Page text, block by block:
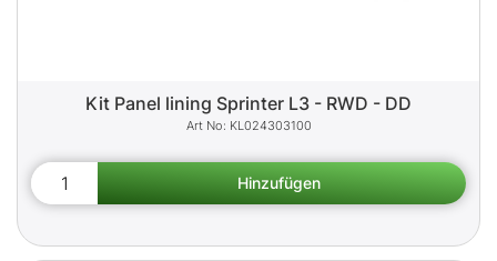
Kit Panel lining Sprinter L3 - RWD - DD
KL024303100